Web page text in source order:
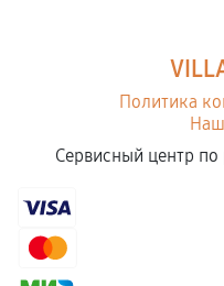
Политика
Сервисный центр по